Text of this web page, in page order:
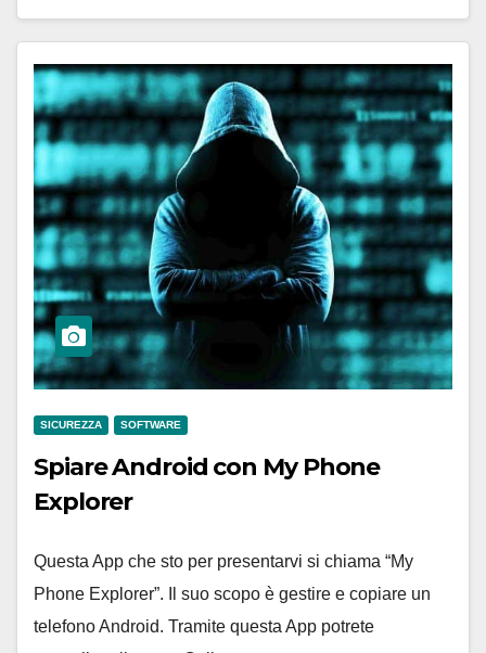
SICUREZZA SOFTWARE
Spiare Android con My Phone
Explorer
Questa App che sto per presentarvi si chiama “My
Phone Explorer”. Il suo scopo è gestire e copiare un
telefono Android. Tramite questa App potrete